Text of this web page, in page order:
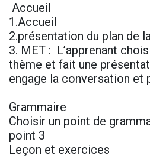
Accueil
1.Accueil
2.présentation du plan de
3. MET : L’apprenant
thème et fait une
engage la conversation et
Grammaire
Choisir un point de
point 3
Leçon et exercices